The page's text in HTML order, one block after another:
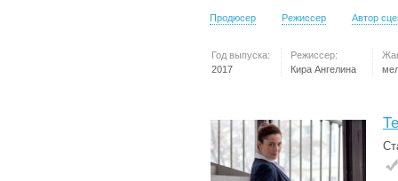
Продюсер Режиссер Автор
Год выпуска:
2017
Режиссер:
Кира Ангелина